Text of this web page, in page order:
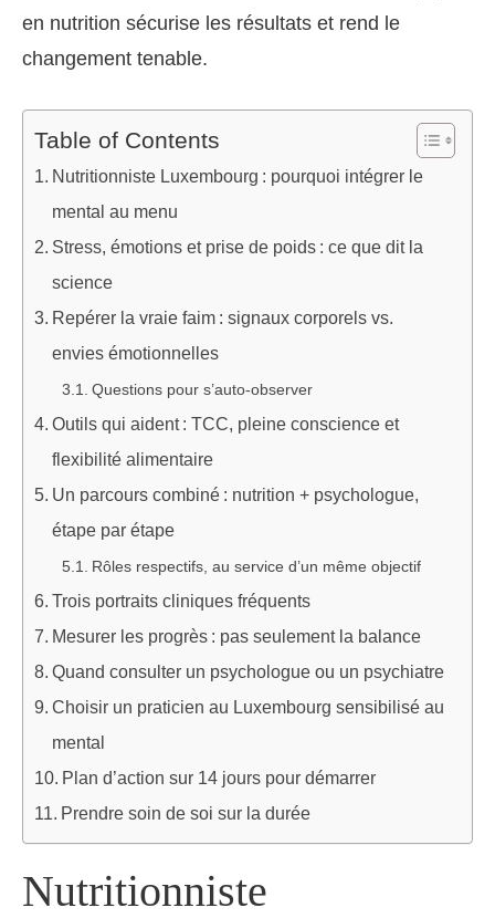
en nutrition sécurise les résultats et rend le
changement tenable.
Table of Contents
Nutritionniste Luxembourg : pourquoi intégrer le
mental au menu
Stress, émotions et prise de poids : ce que dit la
science
Repérer la vraie faim : signaux corporels vs.
envies émotionnelles
Questions pour s’auto‑observer
Outils qui aident : TCC, pleine conscience et
flexibilité alimentaire
Un parcours combiné : nutrition + psychologue,
étape par étape
Rôles respectifs, au service d’un même objectif
Trois portraits cliniques fréquents
Mesurer les progrès : pas seulement la balance
Quand consulter un psychologue ou un psychiatre
Choisir un praticien au Luxembourg sensibilisé au
mental
Plan d’action sur 14 jours pour démarrer
Prendre soin de soi sur la durée
Nutritionniste